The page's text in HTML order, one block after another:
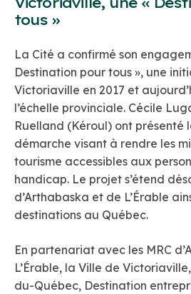
tous »
La Cité a confirmé son
Destination pour tous », une
Victoriaville en 2017 et
l’échelle provinciale. Cécile
Ruelland (Kéroul) ont présenté
démarche visant à rendre les
tourisme accessibles aux
handicap. Le projet s’étend
d’Arthabaska et de L’Érable
destinations au Québec.
En partenariat avec les MRC
L’Érable, la Ville de
du-Québec, Destination